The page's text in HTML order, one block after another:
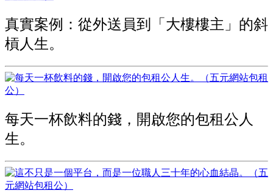
真實案例：從外送員到「大樓樓主」的斜
槓人生。
每天一杯飲料的錢，開啟您的包租公人
生。